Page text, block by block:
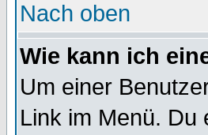
Nach oben
Wie kann ich
Um einer
Link im Menü. Du